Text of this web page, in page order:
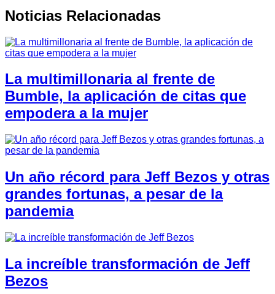
Noticias Relacionadas
La multimillonaria al frente de
Bumble, la aplicación de citas que
empodera a la mujer
Un año récord para Jeff Bezos y otras
grandes fortunas, a pesar de la
pandemia
La increíble transformación de Jeff
Bezos